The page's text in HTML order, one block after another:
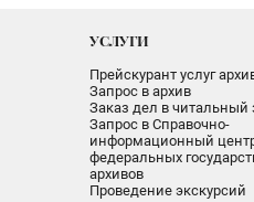
УСЛУГИ
Прейскурант услуг
Запрос в архив
Заказ дел в читальный
Запрос в Справочно-
информационный
федеральных
архивов
Проведение экскурсий